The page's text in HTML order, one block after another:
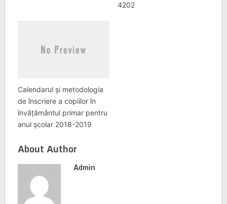
4202
Calendarul și metodologia
de înscriere a copiilor în
învățământul primar pentru
anul școlar 2018-2019
About Author
Admin